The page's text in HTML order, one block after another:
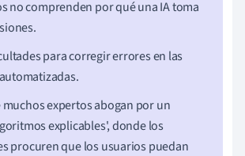
no comprenden por qué una IA toma
para corregir errores en las
muchos expertos abogan por un
explicables', donde los
procuren que los usuarios puedan